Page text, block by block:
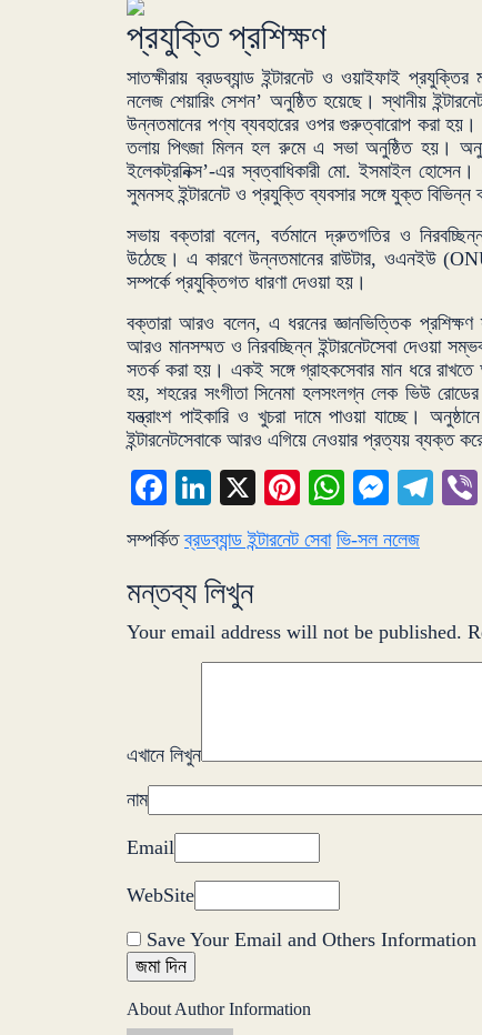
প্রযুক্তি প্রশিক্ষণ
সাতক্ষীরায় ব্রডব্যান্ড ইন্টারনেট ও ওয়াইফাই
নলেজ শেয়ারিং সেশন’ অনুষ্ঠিত হয়েছে। স্থানীয়
উন্নতমানের পণ্য ব্যবহারের ওপর গুরুত্বারোপ করা হয়।
তলায় পিৎজা মিলন হল রুমে এ সভা অনুষ্ঠিত হয়।
ইলেকট্রনিক্স’-এর স্বত্বাধিকারী মো. ইসমাইল
সুমনসহ ইন্টারনেট ও প্রযুক্তি ব্যবসার সঙ্গে যুক্ত বিভিন্ন
সভায় বক্তারা বলেন, বর্তমানে দ্রুতগতির ও
উঠেছে। এ কারণে উন্নতমানের রাউটার, ওএনইউ
সম্পর্কে প্রযুক্তিগত ধারণা দেওয়া হয়।
বক্তারা আরও বলেন, এ ধরনের জ্ঞানভিত্তিক প্রশিক্ষণ
আরও মানসম্মত ও নিরবচ্ছিন্ন ইন্টারনেটসেবা দেওয়া
সতর্ক করা হয়। একই সঙ্গে গ্রাহকসেবার মান ধরে
হয়, শহরের সংগীতা সিনেমা হলসংলগ্ন লেক ভিউ রোডের
যন্ত্রাংশ পাইকারি ও খুচরা দামে পাওয়া যাচ্ছে।
ইন্টারনেটসেবাকে আরও এগিয়ে নেওয়ার প্রত্যয় ব্যক্ত
Facebook
LinkedIn
X Pinterest
সম্পর্কিতব্রডব্যান্ড ইন্টারনেট সেবা ভি-সল নলেজ
মন্তব্য লিখুন
Your email address will not be published.
এখানে লিখুন
নাম
Email
WebSite
Save Your Email and Others Information
About Author Information